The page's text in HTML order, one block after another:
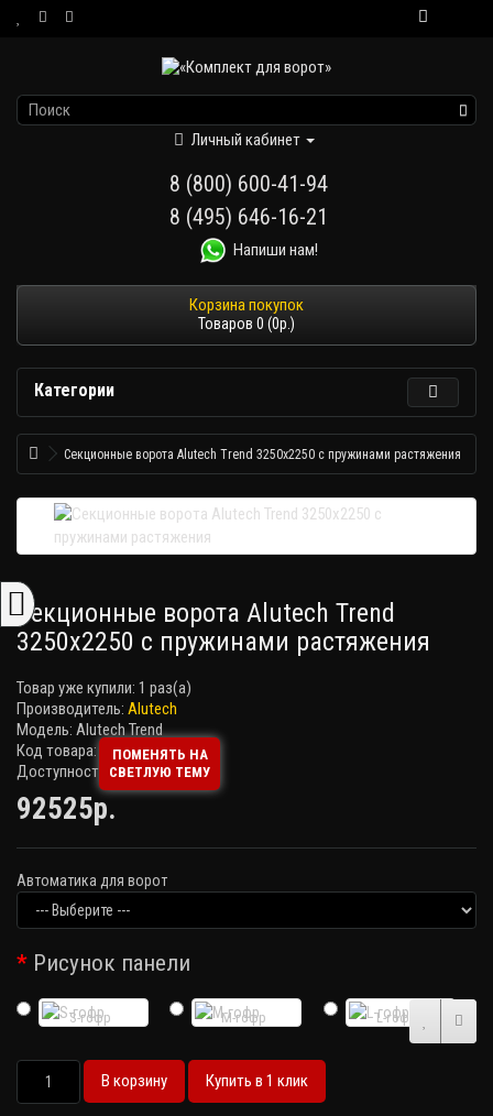
ПОМЕНЯТЬ НА
СВЕТЛУЮ ТЕМУ
Личный кабинет
8 (800) 600-41-94
8 (495) 646-16-21
Напиши нам!
Товаров 0 (0р.)
Категории
Секционные ворота Alutech Trend 3250х2250 с пружинами растяжения
Секционные ворота Alutech Trend
3250х2250 с пружинами растяжения
Товар уже купили: 1 раз(а)
Производитель: Alutech
Модель: Alutech Trend
Код товара:
Доступность: Есть в наличии
92525р.
Автоматика для ворот
Рисунок панели
S-гофр M-гофр L-гофр
В корзину Купить в 1 клик